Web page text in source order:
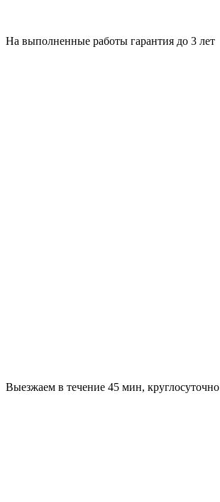
На выполненные работы гарантия до 3 лет
Выезжаем в течение 45 мин, круглосуточно